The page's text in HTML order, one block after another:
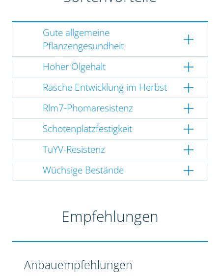
Gute allgemeine
Pflanzengesundheit
Hoher Ölgehalt
Rasche Entwicklung im Herbst
Rlm7-Phomaresistenz
Schotenplatzfestigkeit
TuYV-Resistenz
Wüchsige Bestände
Empfehlungen
Anbauempfehlungen